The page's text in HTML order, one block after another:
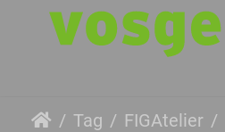
Tag FIGAtelier